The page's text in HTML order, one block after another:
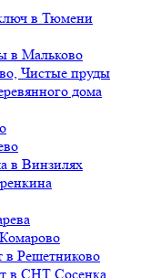
ключ в Тюмени
в Мальково
Чистые пруды
дома
в Винзилях
в Решетниково
в СНТ Сосенка